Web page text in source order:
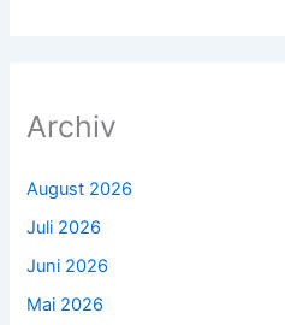
Archiv
August 2026
Juli 2026
Juni 2026
Mai 2026